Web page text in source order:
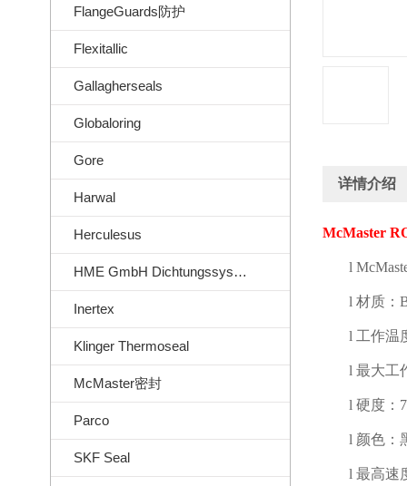
FlangeGuards防护
Flexitallic
Gallagherseals
Globaloring
Gore
Harwal
Herculesus
HME GmbH Dichtungssysteme
Inertex
Klinger Thermoseal
McMaster密封
Parco
SKF Seal
详情介绍
McMaster
l
l 材质：
l 工作温
l 最大工
l 硬度：
l 颜色：
l 最高速